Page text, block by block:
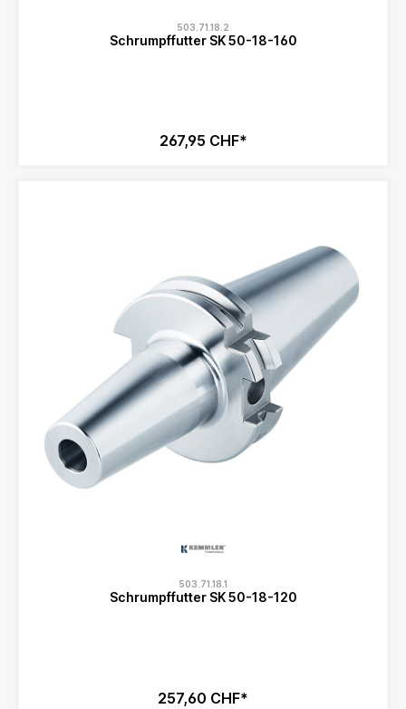
503.71.18.2
Schrumpffutter SK 50-18-160
267,95 CHF*
503.71.18.1
Schrumpffutter SK 50-18-120
257,60 CHF*